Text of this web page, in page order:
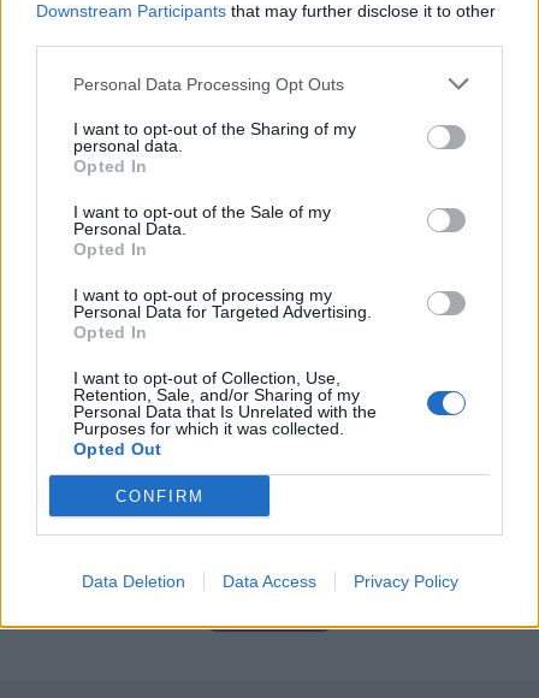
Downstream Participants that may further disclose it to other
Personal Data Processing Opt Outs
I want to opt-out of the Sharing of my
personal data.
Opted In
I want to opt-out of the Sale of my
Personal Data.
Opted In
I want to opt-out of processing my
Personal Data for Targeted Advertising.
Opted In
I want to opt-out of Collection, Use,
Retention, Sale, and/or Sharing of my
Personal Data that Is Unrelated with the
Purposes for which it was collected.
Opted Out
CONFIRM
Data Deletion Data Access Privacy Policy
solformørkelse
Emilie Nesheim Shaw
Følg os på Discover
NORDJYLLAND: Når solen går mod horisonten
onsdag 12. august, bliver det ikke en helt
almindelig sommeraften.
kraftigste delvise solformørkelse, der kan ses fra
Danmark frem til 2048.
Over hele landet vil Månen bevæge sig ind foran
Solen, og afhængigt af hvor i Danmark man
være dækket.
Del artikel